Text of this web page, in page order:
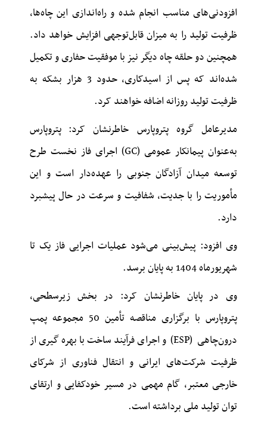
افزودنی‌های مناسب انجام شده و راه‌اندازی این چاه‌ها،
ظرفیت تولید را به میزان قابل‌توجهی افزایش خواهد داد.
همچنین دو حلقه چاه دیگر نیز با موفقیت حفاری و تکمیل
شده‌اند که پس از اسیدکاری، حدود 3 هزار بشکه به
ظرفیت تولید روزانه اضافه خواهند کرد.
مدیرعامل گروه پتروپارس خاطرنشان کرد: پتروپارس
به‌عنوان پیمانکار عمومی (GC) اجرای فاز نخست طرح
توسعه میدان آزادگان جنوبی را عهده‌دار است و این
مأموریت را با جدیت، شفافیت و سرعت در حال پیشبرد
دارد.
وی افزود: پیش‌بینی می‌شود عملیات اجرایی فاز یک تا
شهریورماه 1404 به پایان برسد.
وی در پایان خاطرنشان کرد: در بخش زیرسطحی،
پتروپارس با برگزاری مناقصه تأمین 50 مجموعه پمپ
درون‌چاهی (ESP) و اجرای فرآیند ساخت با بهره ‌گیری از
ظرفیت شرکت‌های ایرانی و انتقال فناوری از شرکای
خارجی معتبر، گام مهمی در مسیر خودکفایی و ارتقای
توان تولید ملی برداشته است.